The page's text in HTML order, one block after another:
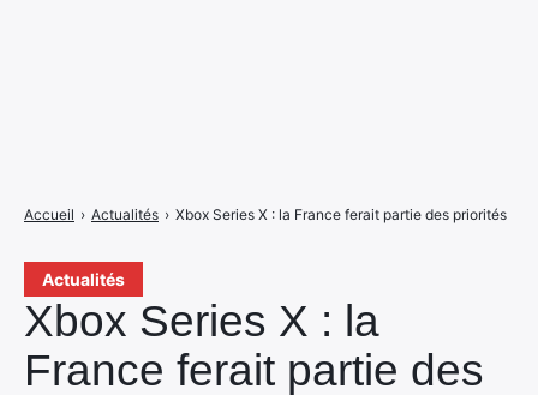
Actualités
Xbox Series X : la
France ferait partie des
Accueil › Actualités › Xbox Series X : la France ferait partie des priorités